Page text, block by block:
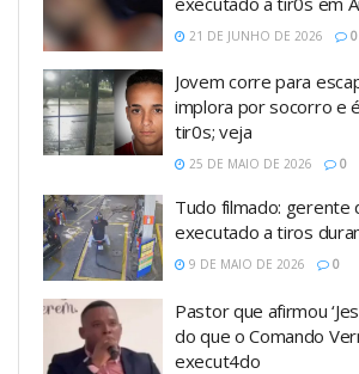
21 DE JUNHO DE 2026 0
Jovem corre para
implora por socorro e
tir0s; veja
25 DE MAIO DE 2026 0
Tudo filmado: gerente
executado a tiros
9 DE MAIO DE 2026 0
Pastor que afirmou
do que o Comando
execut4do